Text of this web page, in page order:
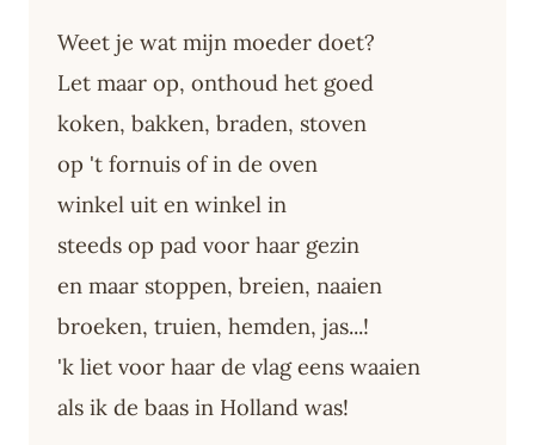
Weet je wat mijn moeder doet?
Let maar op, onthoud het goed
koken, bakken, braden, stoven
op 't fornuis of in de oven
winkel uit en winkel in
steeds op pad voor haar gezin
en maar stoppen, breien, naaien
broeken, truien, hemden, jas...!
'k liet voor haar de vlag eens waaien
als ik de baas in Holland was!